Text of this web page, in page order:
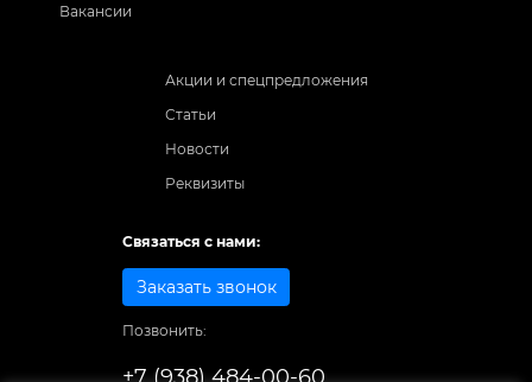
Вакансии
Акции и спецпредложения
Статьи
Новости
Реквизиты
Связаться с нами:
Заказать звонок
Позвонить: